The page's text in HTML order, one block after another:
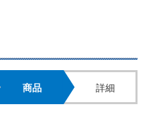
商品 詳細